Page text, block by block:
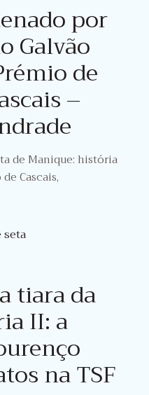
por
Galvão
de
–
de Manique: história
Cascais,
tiara da
II: a
na TSF